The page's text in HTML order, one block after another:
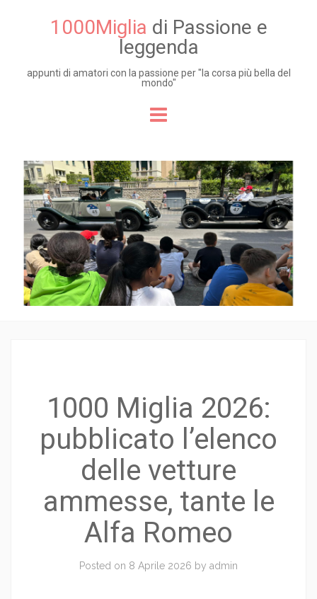
1000Miglia di Passione e
leggenda
appunti di amatori con la passione per "la corsa più bella del
mondo"
1000 Miglia 2026:
pubblicato l’elenco
delle vetture
ammesse, tante le
Alfa Romeo
Posted on 8 Aprile 2026 by admin